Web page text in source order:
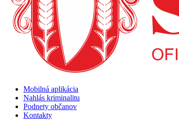
Mobilná aplikácia
Nahlás kriminalitu
Podnety občanov
Kontakty